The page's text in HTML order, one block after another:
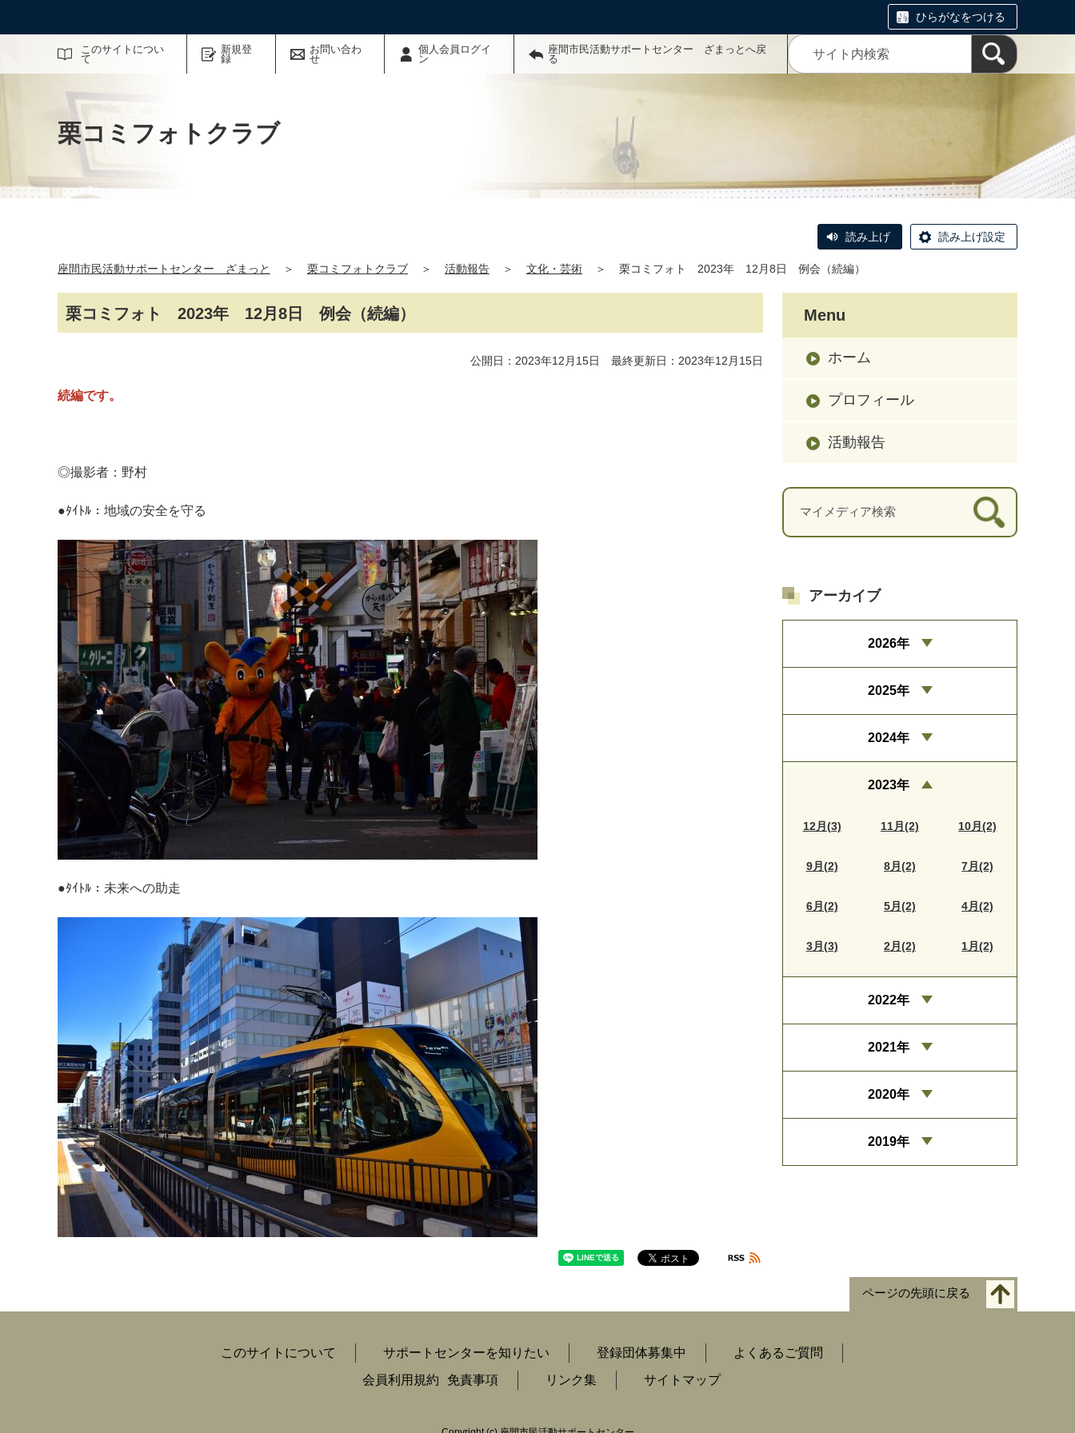
ひらがなをつける
このサイトについ
て
新規登
録
お問い合わ
せ
個人会員ログイ
ン
座間市民活動サポートセンター ざまっとへ戻
る
サイト内検索
栗コミフォトクラブ
読み上げ 読み上げ設定
座間市民活動サポートセンター ざまっと ＞ 栗コミフォトクラブ ＞ 活動報告 ＞ 文化・芸術 ＞ 栗コミフォト 2023年 12月8日 例会（続編）
栗コミフォト 2023年 12月8日 例会（続編）
公開日：2023年12月15日 最終更新日：2023年12月15日
続編です。
◎撮影者：野村
●ﾀｲﾄﾙ：地域の安全を守る
●ﾀｲﾄﾙ：未来への助走
Menu
ホーム
プロフィール
活動報告
アーカイブ
2026年
2025年
2024年
2023年
12月(3) 11月(2) 10月(2)
9月(2) 8月(2) 7月(2)
6月(2) 5月(2) 4月(2)
3月(3) 2月(2) 1月(2)
2022年
2021年
2020年
2019年
ページの先頭に戻る
このサイトについて サポートセンターを知りたい 登録団体募集中
よくあるご質問
会員利用規約
免責事項 リンク集 サイトマップ